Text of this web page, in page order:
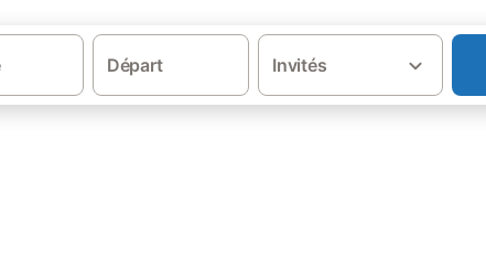
Départ Invités